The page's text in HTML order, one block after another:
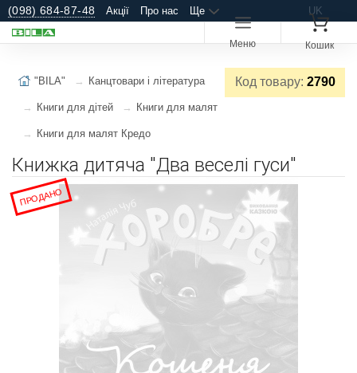
(098) 684-87-48 Акції Про нас Ще UK
Меню Кошик
Код товару: 2790
"BILA" Канцтовари і література
Книги для дітей Книги для малят
Книги для малят Кредо
Книжка дитяча "Два веселі гуси"
ПРОДАНО